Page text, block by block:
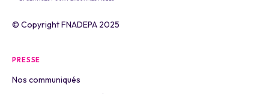
© Copyright FNADEPA 2025
PRESSE
Nos communiqués